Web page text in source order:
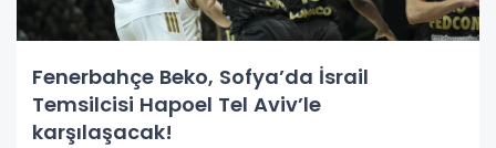
Fenerbahçe Beko, Sofya’da İsrail
Temsilcisi Hapoel Tel Aviv’le
karşılaşacak!